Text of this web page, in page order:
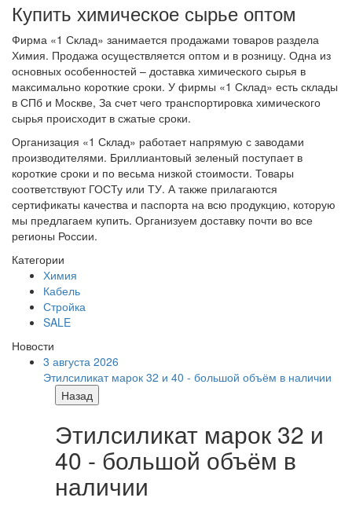
Купить химическое сырье оптом
Фирма «1 Склад» занимается продажами товаров раздела
Химия. Продажа осуществляется оптом и в розницу. Одна из
основных особенностей – доставка химического сырья в
максимально короткие сроки. У фирмы «1 Склад» есть склады
в СПб и Москве, За счет чего транспортировка химического
сырья происходит в сжатые сроки.
Организация «1 Склад» работает напрямую с заводами
производителями. Бриллиантовый зеленый поступает в
короткие сроки и по весьма низкой стоимости. Товары
соответствуют ГОСТу или ТУ. А также прилагаются
сертификаты качества и паспорта на всю продукцию, которую
мы предлагаем купить. Организуем доставку почти во все
регионы России.
Категории
Химия
Кабель
Стройка
SALE
Новости
3 августа 2026
Этилсиликат марок 32 и 40 - большой объём в наличии
Назад
Этилсиликат марок 32 и
40 - большой объём в
наличии